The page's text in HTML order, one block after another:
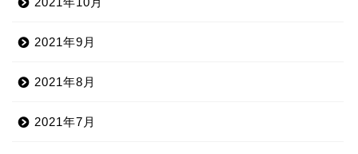
2021年9月
2021年8月
2021年7月